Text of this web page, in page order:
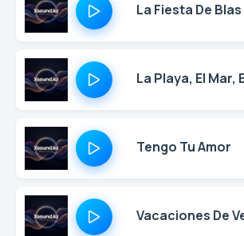
La Fiesta De Blas
Tengo Tu Amor